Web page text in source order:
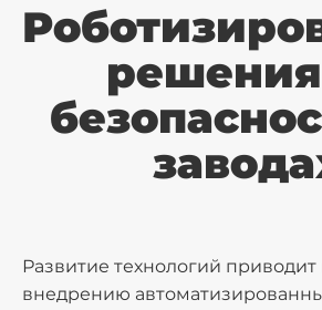
Развитие технологий
внедрению